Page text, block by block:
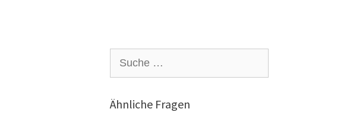
nach:
Ähnliche Fragen